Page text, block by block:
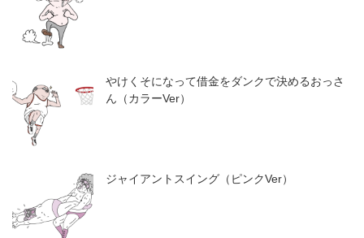
やけくそになって借金をダンクで決めるおっさ
ん（カラーVer）
ジャイアントスイング（ピンクVer）